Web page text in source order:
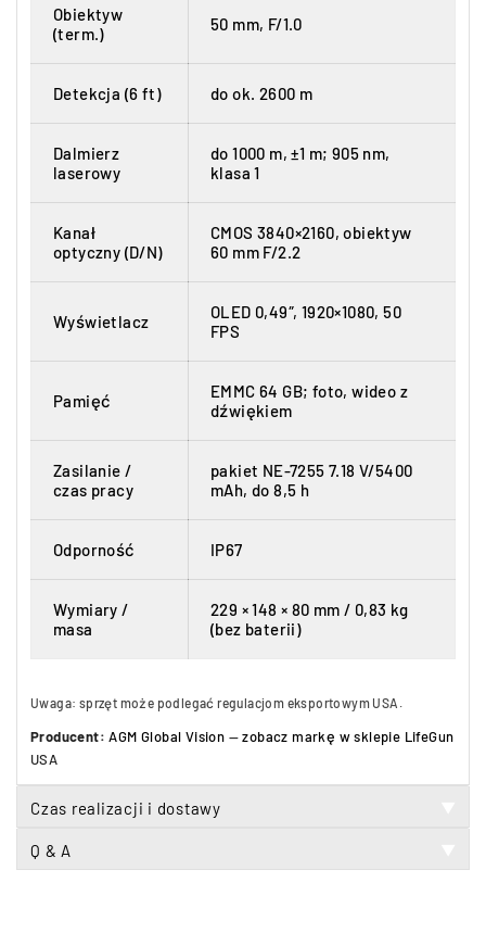
Obiektyw
(term.)
50 mm, F/1.0
Detekcja (6 ft) do ok. 2600 m
Dalmierz
laserowy
do 1000 m, ±1 m; 905 nm,
klasa 1
Kanał
optyczny (D/N)
CMOS 3840×2160, obiektyw
60 mm F/2.2
Wyświetlacz
OLED 0,49″, 1920×1080, 50
FPS
Pamięć
EMMC 64 GB; foto, wideo z
dźwiękiem
Zasilanie /
czas pracy
pakiet NE-7255 7.18 V/5400
mAh, do 8,5 h
Odporność IP67
Wymiary /
masa
229 × 148 × 80 mm / 0,83 kg
(bez baterii)
Uwaga: sprzęt może podlegać regulacjom eksportowym USA.
Producent: AGM Global Vision —zobacz markę w sklepie LifeGun
USA
Czas realizacji i dostawy
Q & A